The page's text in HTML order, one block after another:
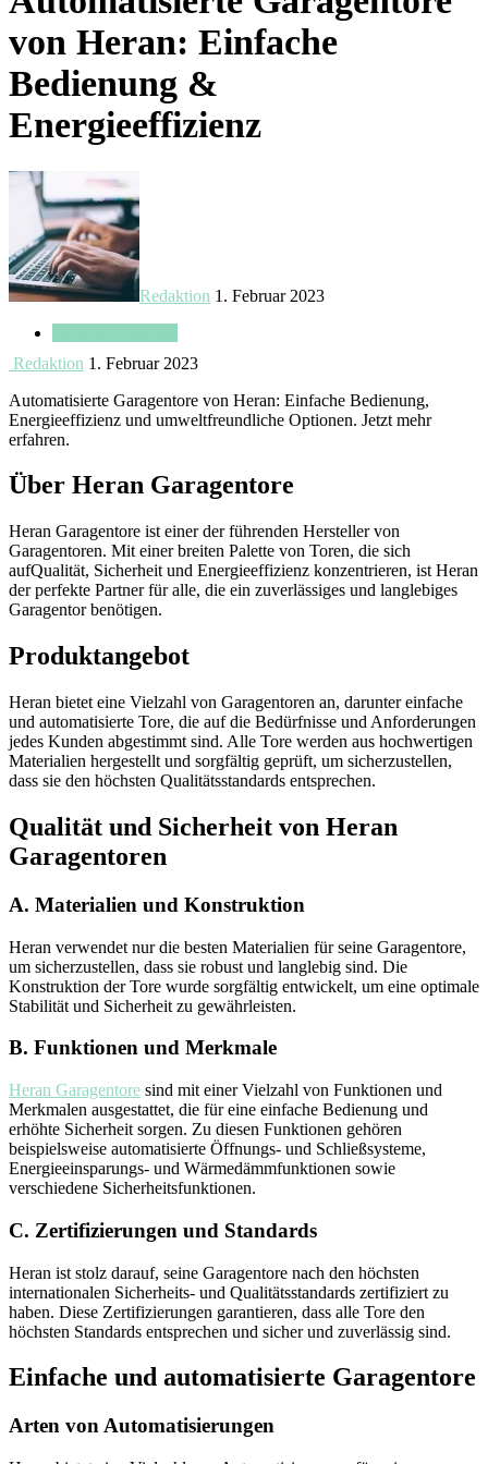
von Heran: Einfache
Bedienung &
Energieeffizienz
Redaktion 1. Februar 2023
Redaktion 1. Februar 2023
Automatisierte Garagentore von Heran: Einfache Bedienung,
Energieeffizienz und umweltfreundliche Optionen. Jetzt mehr
erfahren.
Über Heran Garagentore
Heran Garagentore ist einer der führenden Hersteller von
Garagentoren. Mit einer breiten Palette von Toren, die sich
aufQualität, Sicherheit und Energieeffizienz konzentrieren, ist Heran
der perfekte Partner für alle, die ein zuverlässiges und langlebiges
Garagentor benötigen.
Produktangebot
Heran bietet eine Vielzahl von Garagentoren an, darunter einfache
und automatisierte Tore, die auf die Bedürfnisse und Anforderungen
jedes Kunden abgestimmt sind. Alle Tore werden aus hochwertigen
Materialien hergestellt und sorgfältig geprüft, um sicherzustellen,
dass sie den höchsten Qualitätsstandards entsprechen.
Qualität und Sicherheit von Heran
Garagentoren
A. Materialien und Konstruktion
Heran verwendet nur die besten Materialien für seine Garagentore,
um sicherzustellen, dass sie robust und langlebig sind. Die
Konstruktion der Tore wurde sorgfältig entwickelt, um eine optimale
Stabilität und Sicherheit zu gewährleisten.
B. Funktionen und Merkmale
Heran Garagentore sind mit einer Vielzahl von Funktionen und
Merkmalen ausgestattet, die für eine einfache Bedienung und
erhöhte Sicherheit sorgen. Zu diesen Funktionen gehören
beispielsweise automatisierte Öffnungs- und Schließsysteme,
Energieeinsparungs- und Wärmedämmfunktionen sowie
verschiedene Sicherheitsfunktionen.
C. Zertifizierungen und Standards
Heran ist stolz darauf, seine Garagentore nach den höchsten
internationalen Sicherheits- und Qualitätsstandards zertifiziert zu
haben. Diese Zertifizierungen garantieren, dass alle Tore den
höchsten Standards entsprechen und sicher und zuverlässig sind.
Einfache und automatisierte Garagentore
Arten von Automatisierungen